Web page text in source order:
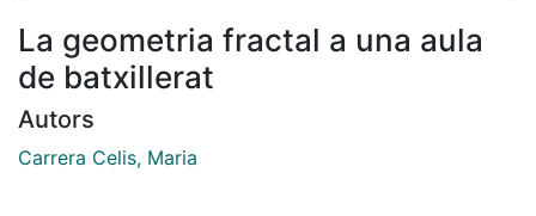
La geometria fractal a una aula
de batxillerat
Autors
Carrera Celis, Maria